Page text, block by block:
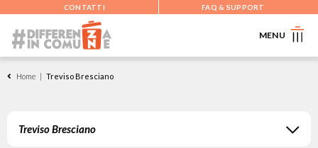
CONTATTI FAQ & SUPPORT
MENU
Home | Treviso Bresciano